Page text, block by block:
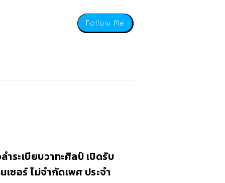
Follow Me
ระเบียบวาทะศิลป์ เปิดรับ
ซอร์ ไม่จำกัดเพศ ประจำ